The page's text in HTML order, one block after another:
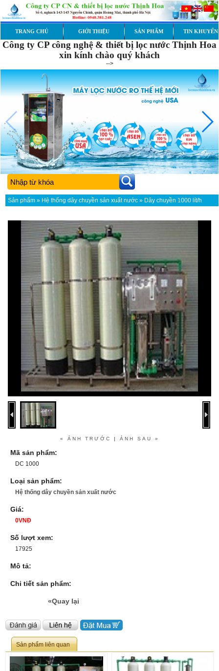
TRANG CHỦ GIỚI THIỆU SẢN PHẨM TIN
Công ty CP công nghệ & thiết bị lọc nước Thịnh Hoa
xin kính chào quý khách
-->
Sản phẩm » Hệ thống dây chuyền sản xuất nước » Dây chuyền 1000 lít/h
« ẢNH TRƯỚC | ẢNH SAU »
Mã sản phẩm:
DC 1000
Loại sản phẩm:
Hệ thống dây chuyền sản xuất nước
Giá:
0VNĐ
Số lượt xem:
17925
Mô tả:
Chi tiết sản phẩm:
«Quay lại
Sản phẩm liên quan